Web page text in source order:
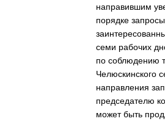
направившим
порядке
семи рабочих
по соблюдению
Челюскинского
направления
председателю
может быть